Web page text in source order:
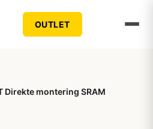
OUTLET
Direkte montering SRAM